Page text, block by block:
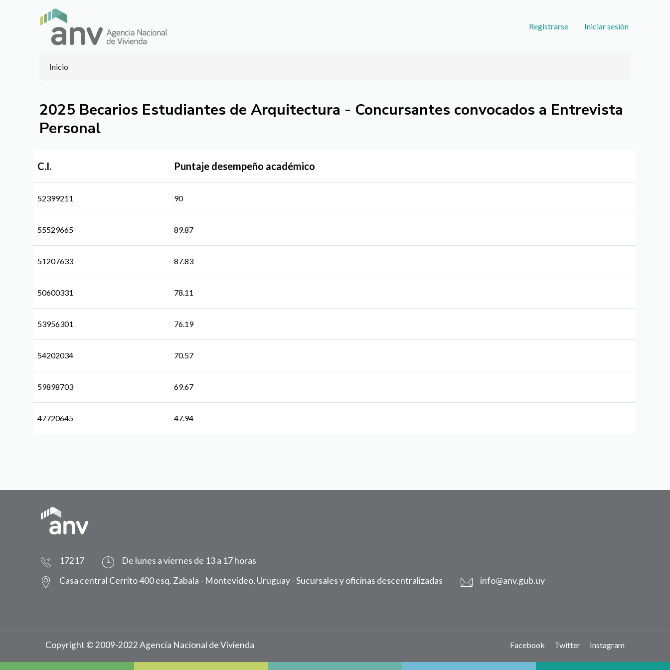
User
Registrarse Iniciar sesión
Inicio
2025 Becarios Estudiantes de Arquitectura - Concursantes convocados a Entrevista
Personal
C.I. Puntaje desempeño académico
52399211 90
55529665 89.87
51207633 87.83
50600331 78.11
53956301 76.19
54202034 70.57
59898703 69.67
47720645 47.94
17217
De lunes a viernes de 13 a 17 horas
Casa central Cerrito 400 esq. Zabala - Montevideo, Uruguay -Sucursales y oficinas descentralizadas info@anv.gub.uy
Copyright © 2009-2022 Agencia Nacional de Vivienda Facebook Twitter Instagram